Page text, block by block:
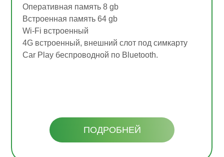
Оперативная память 8 gb
Встроенная память 64 gb
Wi-Fi встроенный
4G встроенный, внешний слот под симкарту
Car Play беспроводной по Bluetooth.
ПОДРОБНЕЙ